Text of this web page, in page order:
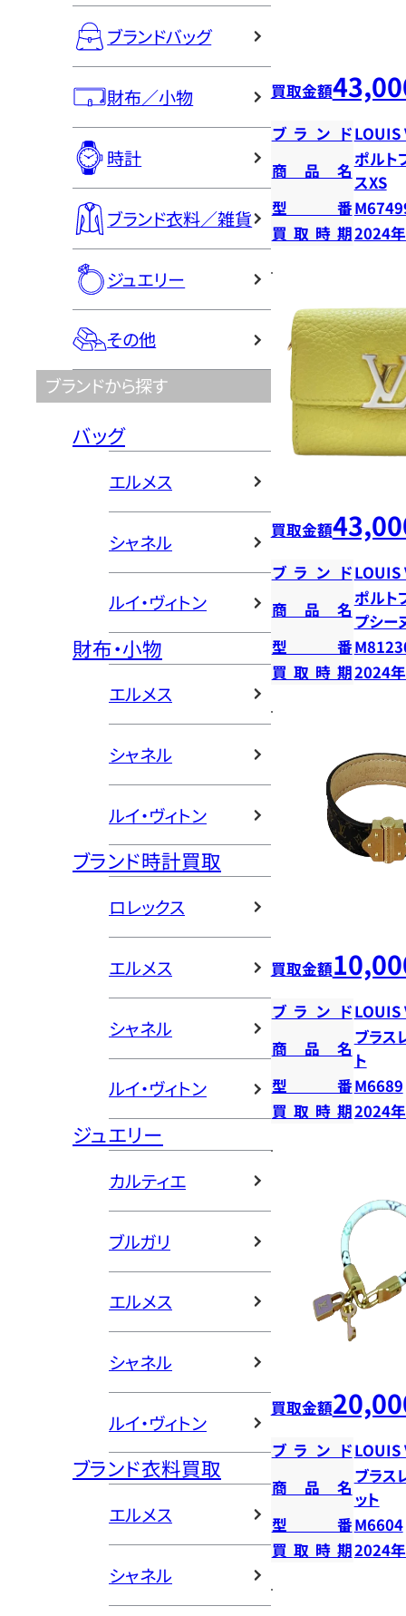
ブランドバッグ
財布／小物
時計
ブランド衣料／雑貨
ジュエリー
その他
ブランドから探す
バッグ
エルメス
シャネル
ルイ・ヴィトン
財布・小物
エルメス
シャネル
ルイ・ヴィトン
ブランド時計買取
ロレックス
エルメス
シャネル
ルイ・ヴィトン
ジュエリー
カルティエ
ブルガリ
エルメス
シャネル
ルイ・ヴィトン
ブランド衣料買取
エルメス
シャネル
買取金額
ブランドLOUIS
商品名
ポルト
スXS
型番
買取時期2024
買取金額
ブランドLOUIS
商品名
ポルト
プシー
型番
買取時期2024
買取金額
ブランドLOUIS
商品名
ブラス
ト
型番M6689
買取時期2024
買取金額
ブランドLOUIS
商品名
ブラス
ット
型番M6604
買取時期2024